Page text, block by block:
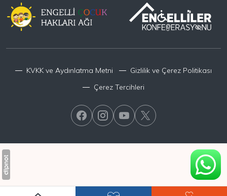
KVKK ve Aydınlatma Metni
Gizlilik ve Çerez Politikası
Çerez Tercihleri